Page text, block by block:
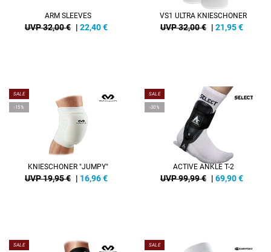
ARM SLEEVES
UVP 32,00 € | 22,40€
VS1 ULTRA KNIESCHONER
UVP 32,00 € | 21,95€
SALE
-15%
KNIESCHONER "JUMPY"
UVP 19,95 € | 16,96€
SALE
-30%
ACTIVE ANKLE T-2
UVP 99,99 € | 69,90€
SALE SALE